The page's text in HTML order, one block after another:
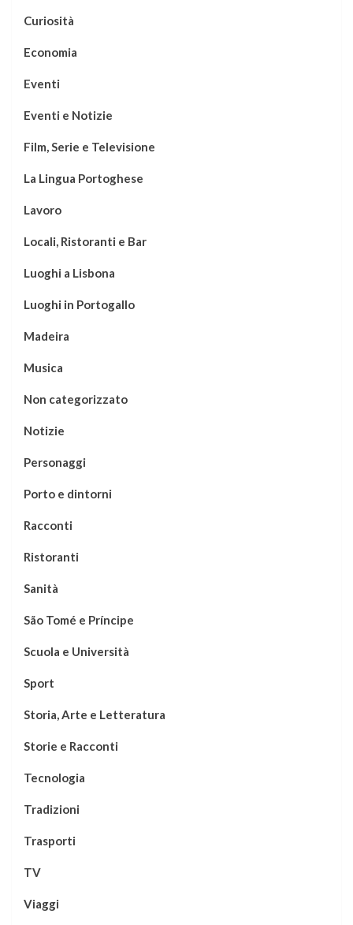
Curiosità
Economia
Eventi
Eventi e Notizie
Film, Serie e Televisione
La Lingua Portoghese
Lavoro
Locali, Ristoranti e Bar
Luoghi a Lisbona
Luoghi in Portogallo
Madeira
Musica
Non categorizzato
Notizie
Personaggi
Porto e dintorni
Racconti
Ristoranti
Sanità
São Tomé e Príncipe
Scuola e Università
Sport
Storia, Arte e Letteratura
Storie e Racconti
Tecnologia
Tradizioni
Trasporti
TV
Viaggi